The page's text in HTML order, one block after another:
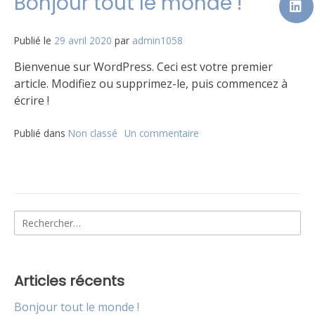
Publié le 29 avril 2020 par admin1058
Bienvenue sur WordPress. Ceci est votre premier
article. Modifiez ou supprimez-le, puis commencez à
écrire !
Publié dans Non classé Un commentaire
Rechercher :
Articles récents
Bonjour tout le monde !